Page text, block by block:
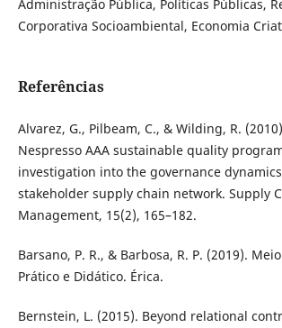
Administração Pública, Políticas Públicas,
Corporativa Socioambiental, Economia
Referências
Alvarez, G., Pilbeam, C., & Wilding, R.
Nespresso AAA sustainable quality
investigation into the governance
stakeholder supply chain network. Supply
Management, 15(2), 165–182.
Barsano, P. R., & Barbosa, R. P. (2019).
Prático e Didático. Érica.
Bernstein, L. (2015). Beyond relational